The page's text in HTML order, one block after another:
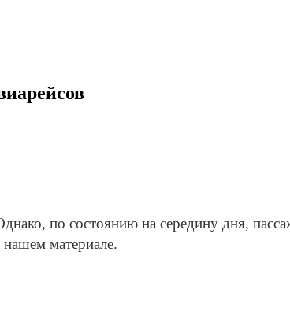
по состоянию на середину дня,
материале.